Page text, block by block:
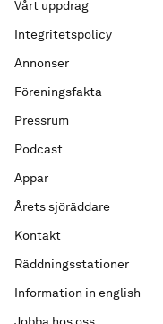
Vårt uppdrag
Integritetspolicy
Annonser
Föreningsfakta
Pressrum
Podcast
Appar
Årets sjöräddare
Kontakt
Räddningsstationer
Information in english